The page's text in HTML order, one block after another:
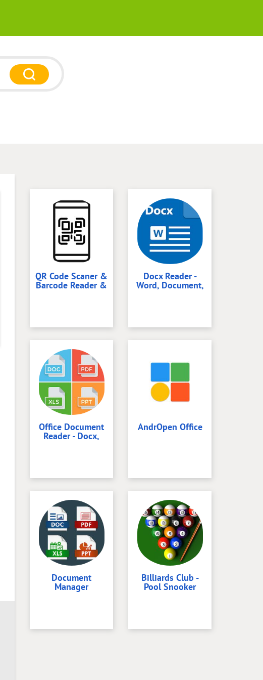
QR Code Scaner &
Barcode Reader &
Docx Reader -
Word, Document,
Office Document
Reader - Docx,
AndrOpen Office
Document
Manager
Billiards Club -
Pool Snooker